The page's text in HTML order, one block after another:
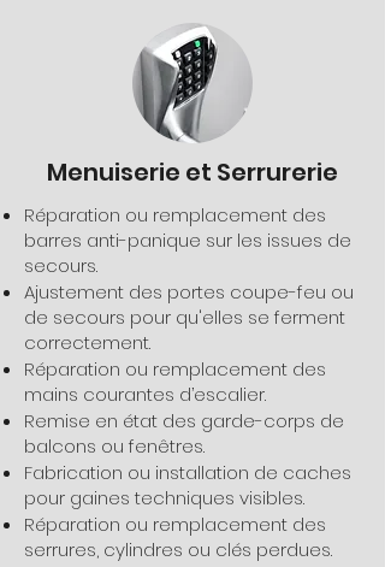
Menuiserie et Serrurerie
Réparation ou remplacement des
barres anti-panique sur les issues de
secours.
Ajustement des portes coupe-feu ou
de secours pour qu'elles se ferment
correctement.
Réparation ou remplacement des
mains courantes d’escalier.
Remise en état des garde-corps de
balcons ou fenêtres.
Fabrication ou installation de caches
pour gaines techniques visibles.
Réparation ou remplacement des
serrures, cylindres ou clés perdues.